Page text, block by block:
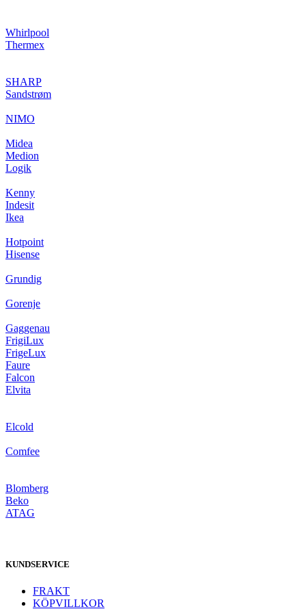
Whirlpool
Thermex
SHARP
Sandstrøm
NIMO
Midea
Medion
Logik
Kenny
Indesit
Ikea
Hotpoint
Hisense
Grundig
Gorenje
Gaggenau
FrigiLux
FrigeLux
Faure
Falcon
Elvita
Elcold
Comfee
Blomberg
Beko
ATAG
KUNDSERVICE
FRAKT
KÖPVILLKOR